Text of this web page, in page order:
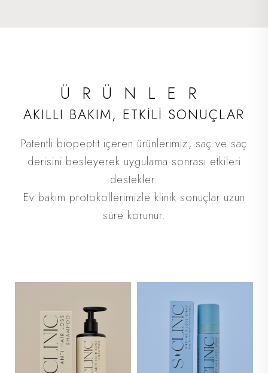
ÜRÜNLER
AKILLI BAKIM, ETKİLİ SONUÇLAR
Patentli biopeptit içeren ürünlerimiz, saç ve saç
derisini besleyerek uygulama sonrası etkileri
destekler.
Ev bakım protokollerimizle klinik sonuçlar uzun
süre korunur.